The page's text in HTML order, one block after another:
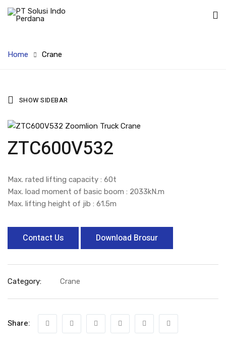
Home Crane
SHOW SIDEBAR
ZTC600V532
Max. rated lifting capacity : 60t
Max. load moment of basic boom : 2033kN.m
Max. lifting height of jib : 61.5m
Contact Us Download Brosur
Category: Crane
Share: